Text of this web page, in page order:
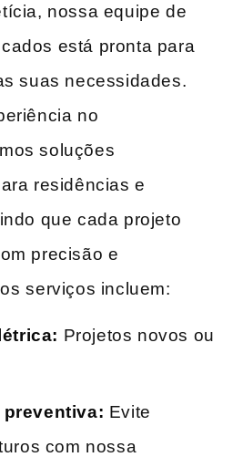
nossa equipe de
está pronta para
suas necessidades.
no
soluções⁤
residências e
que cada projeto
precisão e
serviços incluem:
Projetos novos ou
preventiva: Evite ​
com nossa